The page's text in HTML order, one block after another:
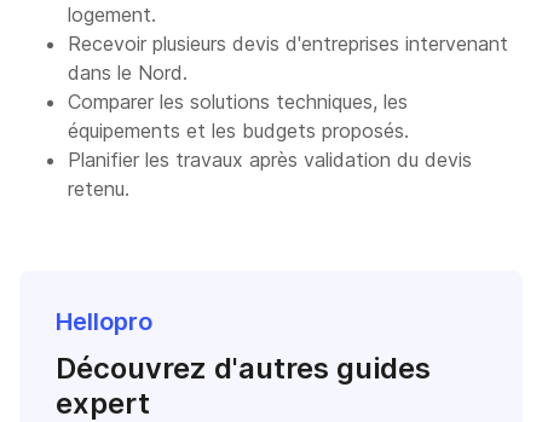
logement.
Recevoir plusieurs devis d'entreprises intervenant
dans le Nord.
Comparer les solutions techniques, les
équipements et les budgets proposés.
Planifier les travaux après validation du devis
retenu.
Hellopro
Découvrez d'autres guides
expert